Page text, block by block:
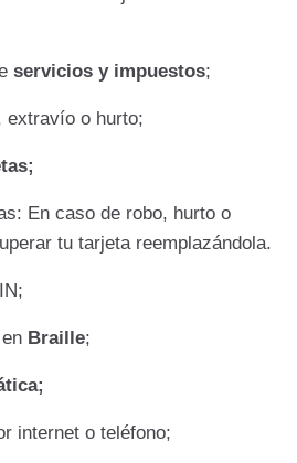
servicios y impuestos;
extravío o hurto;
En caso de robo, hurto o
tu tarjeta reemplazándola.
Braille;
internet o teléfono;